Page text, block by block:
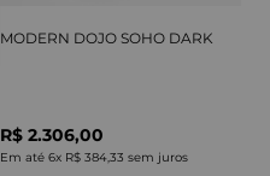
MODERN DOJO SOHO DARK
R$ 2.306,00
Em até 6x R$ 384,33 sem juros